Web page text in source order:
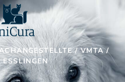
/ VMTA /
ESSLINGEN